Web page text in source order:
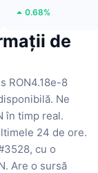
0.68%
de
RON4.18e-8
Ne
în timp real.
24 de ore.
cu o
Are o sursă